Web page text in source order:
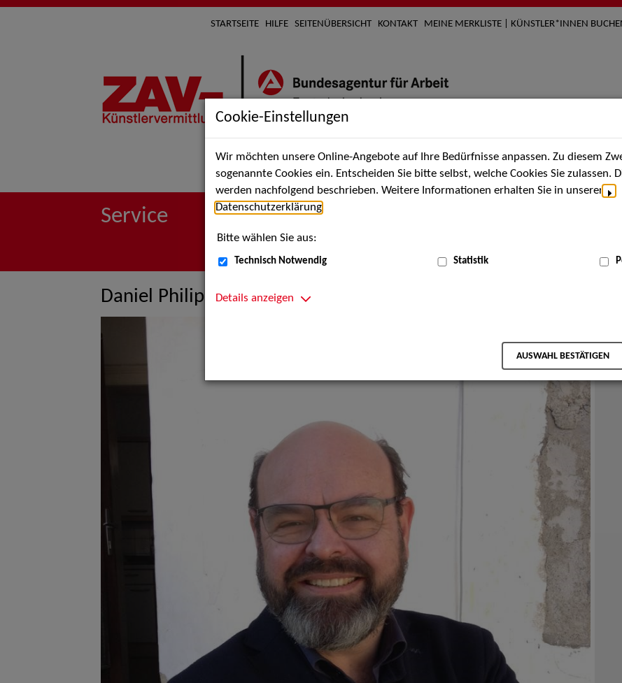
STARTSEITE HILFE SEITENÜBERSICHT KONTAKT MEINE MERKLISTE | KÜNSTLER*INNEN
Suche nach Künstler*innen Über uns Aktuelles
Service
Daniel Philippen
Cookie-Einstellungen
Wir möchten unsere Online-Angebote auf Ihre Bedürfnisse anpassen. Zu diesem
sogenannte Cookies ein. Entscheiden Sie bitte selbst, welche Cookies Sie zulassen.
werden nachfolgend beschrieben. Weitere Informationen erhalten Sie in unserer
Datenschutzerklärung
Bitte wählen Sie aus:
Technisch Notwendig Statistik
Details anzeigen
AUSWAHL BESTÄTIGEN